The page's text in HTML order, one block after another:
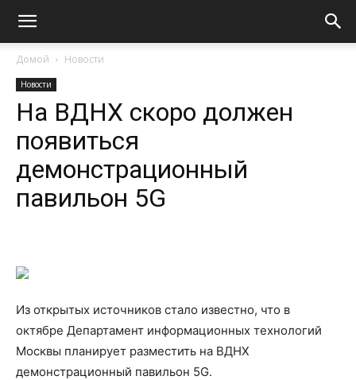
Домой Новости
Новости
На ВДНХ скоро должен
появиться
демонстрационный
павильон 5G
Из открытых источников стало известно, что в
октябре Департамент информационных технологий
Москвы планирует разместить на ВДНХ
демонстрационный павильон 5G.